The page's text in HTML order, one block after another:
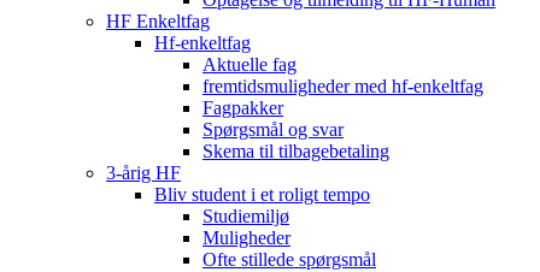
HF Enkeltfag
Hf-enkeltfag
Aktuelle fag
fremtidsmuligheder med hf-enkeltfag
Fagpakker
Spørgsmål og svar
Skema til tilbagebetaling
3-årig HF
Bliv student i et roligt tempo
Studiemiljø
Muligheder
Ofte stillede spørgsmål